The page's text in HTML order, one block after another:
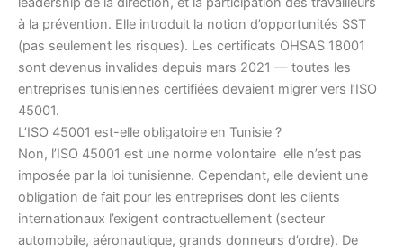
à la prévention. Elle introduit la notion d’opportunités SST
(pas seulement les risques). Les certificats OHSAS 18001
sont devenus invalides depuis mars 2021 — toutes les
entreprises tunisiennes certifiées devaient migrer vers l’ISO
45001.
L’ISO 45001 est-elle obligatoire en Tunisie ?
Non, l’ISO 45001 est une norme volontaire elle n’est pas
imposée par la loi tunisienne. Cependant, elle devient une
obligation de fait pour les entreprises dont les clients
internationaux l’exigent contractuellement (secteur
automobile, aéronautique, grands donneurs d’ordre). De